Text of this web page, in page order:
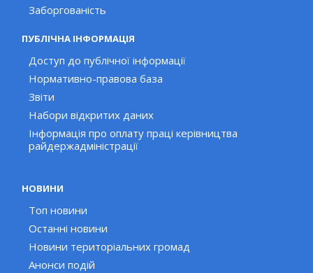
Заборгованість
ПУБЛІЧНА ІНФОРМАЦІЯ
Доступ до публічної інформації
Нормативно-правова база
Звіти
Набори відкритих даних
Інформація про оплату праці керівництва
райдержадміністрації
НОВИНИ
Топ новини
Останні новини
Новини територіальних громад
Анонси подій